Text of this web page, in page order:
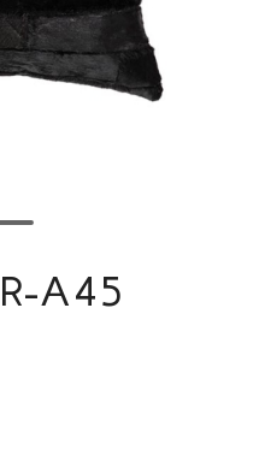
A45